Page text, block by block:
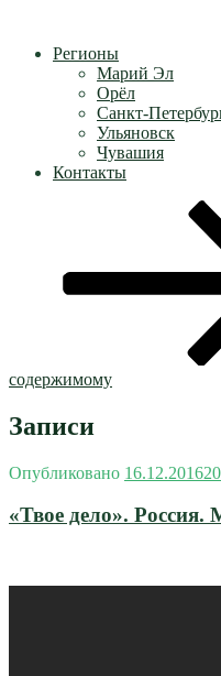
Регионы
Марий Эл
Орёл
Санкт-
Ульяновск
Чувашия
Контакты
содержимому
Записи
Опубликовано 16.12.2016
«Твое дело». Россия.